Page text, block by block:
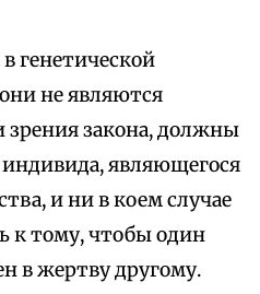
в генетической
не являются
закона, должны
являющегося
и ни в коем случае
к тому, чтобы один
в жертву другому.